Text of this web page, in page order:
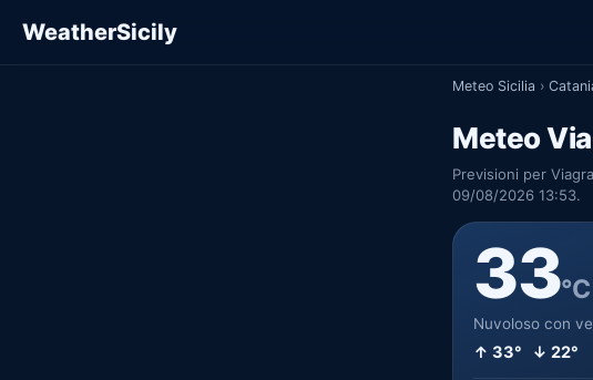
WeatherSicily
Meteo Sicilia ›
Meteo
Previsioni per
09/08/2026 13:53.
33°C
Nuvoloso con
↑ 33° ↓ 22°